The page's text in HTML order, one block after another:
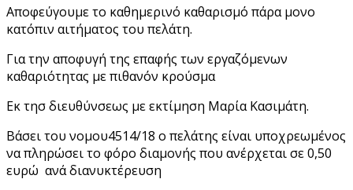
Αποφεύγουμε το καθημερινό καθαρισμό πάρα μονο
κατόπιν αιτήματος του πελάτη.
Για την αποφυγή της επαφής των εργαζόμενων
καθαριότητας με πιθανόν κρούσμα
Εκ τησ διευθύνσεως με εκτίμηση Μαρία Κασιμάτη.
Βάσει του νομου4514/18 ο πελάτης είναι υποχρεωμένος
να πληρώσει το φόρο διαμονής που ανέρχεται σε 0,50
ευρώ ανά διανυκτέρευση